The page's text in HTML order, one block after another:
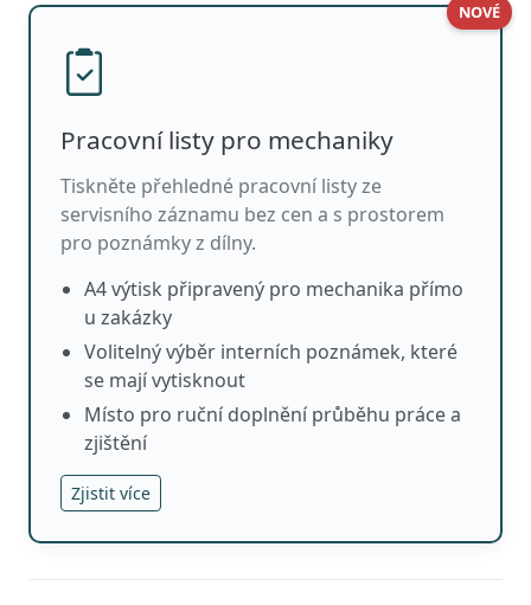
NOVÉ
Pracovní listy pro mechaniky
Tiskněte přehledné pracovní listy ze
servisního záznamu bez cen a s prostorem
pro poznámky z dílny.
A4 výtisk připravený pro mechanika přímo
u zakázky
Volitelný výběr interních poznámek, které
se mají vytisknout
Místo pro ruční doplnění průběhu práce a
zjištění
Zjistit více